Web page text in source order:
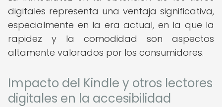
digitales representa una ventaja significativa,
especialmente en la era actual, en la que la
rapidez y la comodidad son aspectos
altamente valorados por los consumidores.
Impacto del Kindle y otros lectores
digitales en la accesibilidad